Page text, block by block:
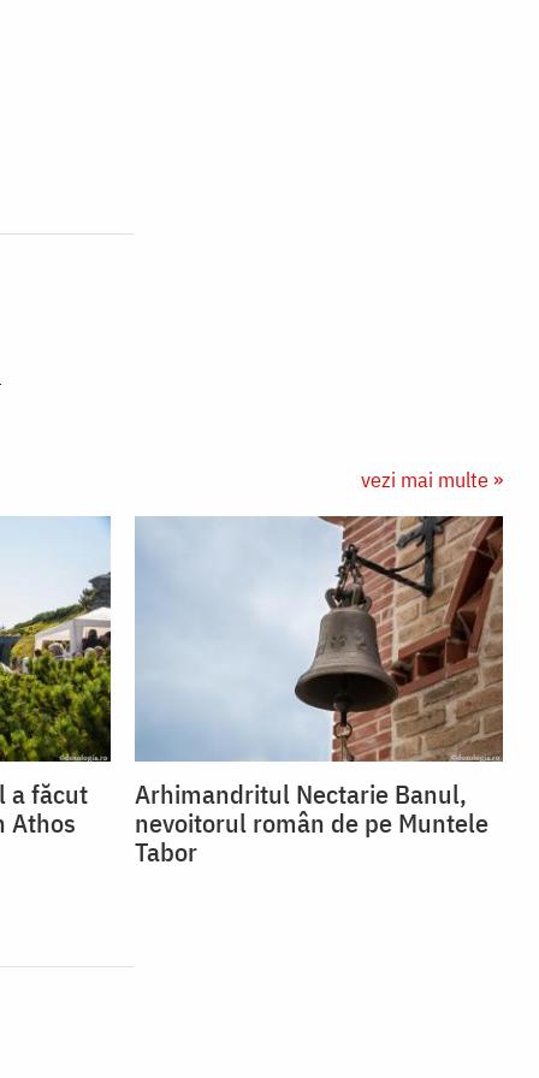
vezi mai multe »
a făcut
Athos
Arhimandritul Nectarie Banul,
nevoitorul român de pe Muntele
Tabor